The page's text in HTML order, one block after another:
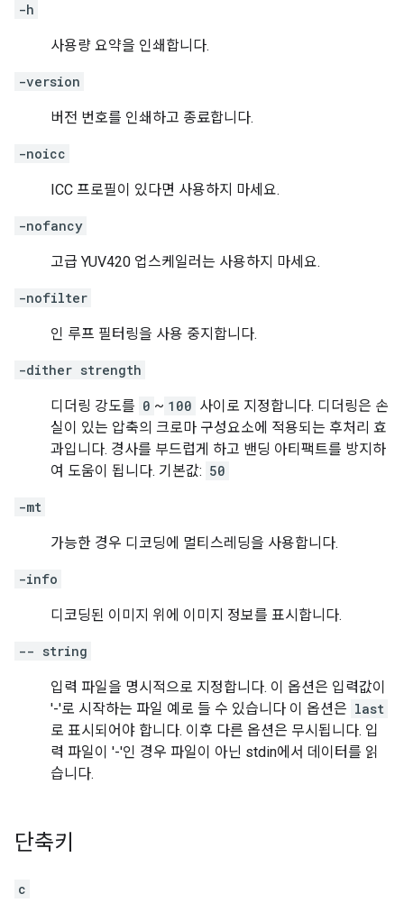
-h
사용량 요약을 인쇄합니다.
-version
버전 번호를 인쇄하고 종료합니다.
-noicc
ICC 프로필이 있다면 사용하지 마세요.
-nofancy
고급 YUV420 업스케일러는 사용하지 마세요.
-nofilter
인 루프 필터링을 사용 중지합니다.
-dither strength
디더링 강도를 0 ~ 100 사이로 지정합니다. 디더링은 손
실이 있는 압축의 크로마 구성요소에 적용되는 후처리 효
과입니다. 경사를 부드럽게 하고 밴딩 아티팩트를 방지하
여 도움이 됩니다. 기본값: 50
-mt
가능한 경우 디코딩에 멀티스레딩을 사용합니다.
-info
디코딩된 이미지 위에 이미지 정보를 표시합니다.
-- string
입력 파일을 명시적으로 지정합니다. 이 옵션은 입력값이
'-'로 시작하는 파일 예로 들 수 있습니다 이 옵션은 last
로 표시되어야 합니다. 이후 다른 옵션은 무시됩니다. 입
력 파일이 '-'인 경우 파일이 아닌 stdin에서 데이터를 읽
습니다.
단축키
c